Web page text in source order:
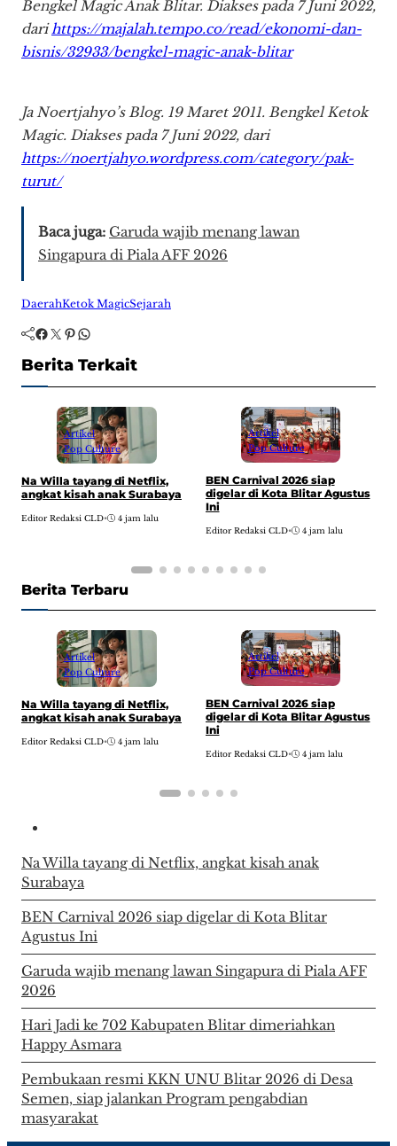
Bengkel Magic Anak Blitar. Diakses pada 7 Juni 2022,
darihttps://majalah.tempo.co/read/ekonomi-dan-
bisnis/32933/bengkel-magic-anak-blitar
Ja Noertjahyo’s Blog. 19 Maret 2011. Bengkel Ketok
Magic. Diakses pada 7 Juni 2022, dari
https://noertjahyo.wordpress.com/category/pak-
turut/
Baca juga: Garuda wajib menang lawan
Singapura di Piala AFF 2026
DaerahKetok MagicSejarah
Facebook Twitter Pinterest WhatsApp
Berita Terkait
Artikel
Pop Culture
Na Willa tayang di Netflix,
angkat kisah anak Surabaya
Editor Redaksi CLD• 4 jam lalu
Artikel
Pop Culture
BEN Carnival 2026 siap
digelar di Kota Blitar Agustus
Ini
Editor Redaksi CLD• 4 jam lalu
Berita Terbaru
Artikel
Pop Culture
Na Willa tayang di Netflix,
angkat kisah anak Surabaya
Editor Redaksi CLD• 4 jam lalu
Artikel
Pop Culture
BEN Carnival 2026 siap
digelar di Kota Blitar Agustus
Ini
Editor Redaksi CLD• 4 jam lalu
Na Willa tayang di Netflix, angkat kisah anak
Surabaya
BEN Carnival 2026 siap digelar di Kota Blitar
Agustus Ini
Garuda wajib menang lawan Singapura di Piala AFF
2026
Hari Jadi ke 702 Kabupaten Blitar dimeriahkan
Happy Asmara
Pembukaan resmi KKN UNU Blitar 2026 di Desa
Semen, siap jalankan Program pengabdian
masyarakat